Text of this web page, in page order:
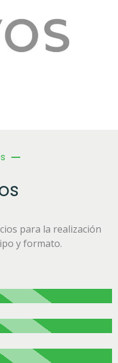
para la realización
y formato.